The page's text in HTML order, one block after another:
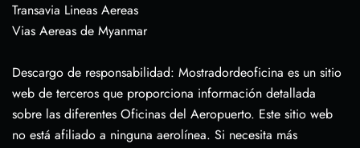
Transavia Lineas Aereas
Vias Aereas de Myanmar
Descargo de responsabilidad: Mostradordeoficina es un sitio
web de terceros que proporciona información detallada
sobre las diferentes Oficinas del Aeropuerto. Este sitio web
no está afiliado a ninguna aerolínea. Si necesita más